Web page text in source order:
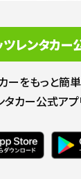
ツレンタカー
ーをもっと簡
タカー公式アプ